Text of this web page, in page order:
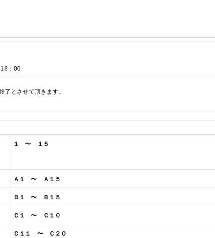
：00
了とさせて頂きます。
１ 〜 １５
Ａ１ 〜 Ａ１５
Ｂ１ 〜 Ｂ１５
Ｃ１ 〜 Ｃ１０
Ｃ１１ 〜 Ｃ２０